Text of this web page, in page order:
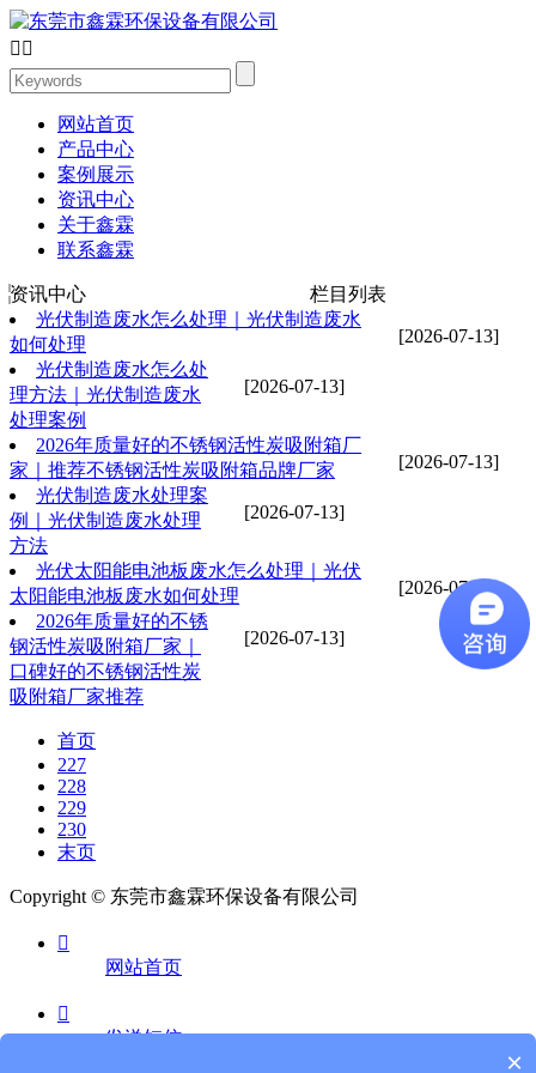
 
网站首页
产品中心
案例展示
资讯中心
关于鑫霖
联系鑫霖
资讯中心 栏目列表
[2026-07-13]
光伏制造废水怎么处理｜光伏制造废水
如何处理
[2026-07-13]
光伏制造废水怎么处
理方法｜光伏制造废水
处理案例
[2026-07-13]
2026年质量好的不锈钢活性炭吸附箱厂
家｜推荐不锈钢活性炭吸附箱品牌厂家
[2026-07-13]
光伏制造废水处理案
例｜光伏制造废水处理
方法
[2026-07-13]
光伏太阳能电池板废水怎么处理｜光伏
太阳能电池板废水如何处理
[2026-07-13]
2026年质量好的不锈
钢活性炭吸附箱厂家｜
口碑好的不锈钢活性炭
吸附箱厂家推荐
首页
227
228
229
230
末页
Copyright © 东莞市鑫霖环保设备有限公司

网站首页

发送短信
×